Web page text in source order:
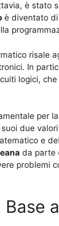
è stato
è diventato
risale
In
logici,
per
due
e
da parte
problemi
Base